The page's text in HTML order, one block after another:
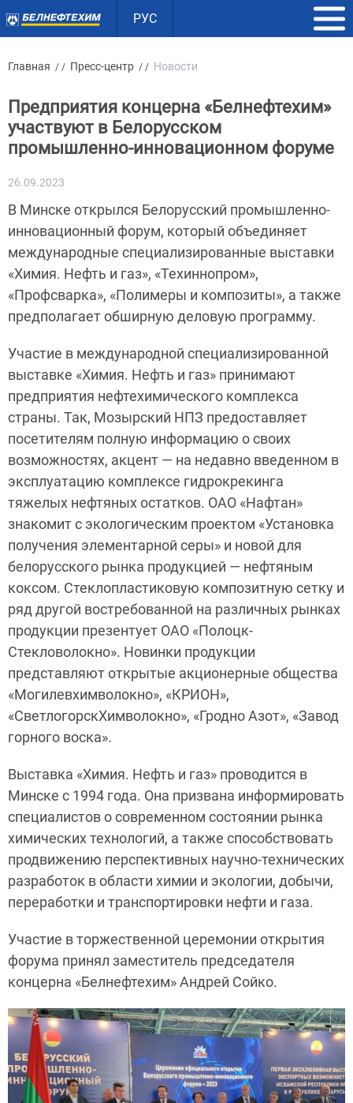
РУС
Главная / / Пресс-центр / / Новости
Предприятия концерна «Белнефтехим»
участвуют в Белорусском
промышленно-инновационном форуме
26.09.2023
В Минске открылся Белорусский промышленно-
инновационный форум, который объединяет
международные специализированные выставки
«Химия. Нефть и газ», «Техиннопром»,
«Профсварка», «Полимеры и композиты», а также
предполагает обширную деловую программу.
Участие в международной специализированной
выставке «Химия. Нефть и газ» принимают
предприятия нефтехимического комплекса
страны. Так, Мозырский НПЗ предоставляет
посетителям полную информацию о своих
возможностях, акцент — на недавно введенном в
эксплуатацию комплексе гидрокрекинга
тяжелых нефтяных остатков. ОАО «Нафтан»
знакомит с экологическим проектом «Установка
получения элементарной серы» и новой для
белорусского рынка продукцией — нефтяным
коксом. Стеклопластиковую композитную сетку и
ряд другой востребованной на различных рынках
продукции презентует ОАО «Полоцк-
Стекловолокно». Новинки продукции
представляют открытые акционерные общества
«Могилевхимволокно», «КРИОН»,
«СветлогорскХимволокно», «Гродно Азот», «Завод
горного воска».
Выставка «Химия. Нефть и газ» проводится в
Минске с 1994 года. Она призвана информировать
специалистов о современном состоянии рынка
химических технологий, а также способствовать
продвижению перспективных научно-технических
разработок в области химии и экологии, добычи,
переработки и транспортировки нефти и газа.
Участие в торжественной церемонии открытия
форума принял заместитель председателя
концерна «Белнефтехим» Андрей Сойко.